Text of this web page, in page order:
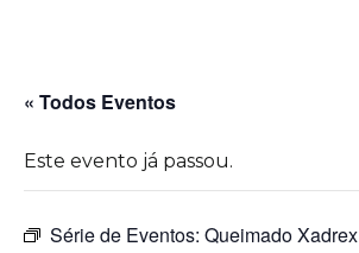
« Todos Eventos
Este evento já passou.
Série de Eventos: Queimado Xadrex